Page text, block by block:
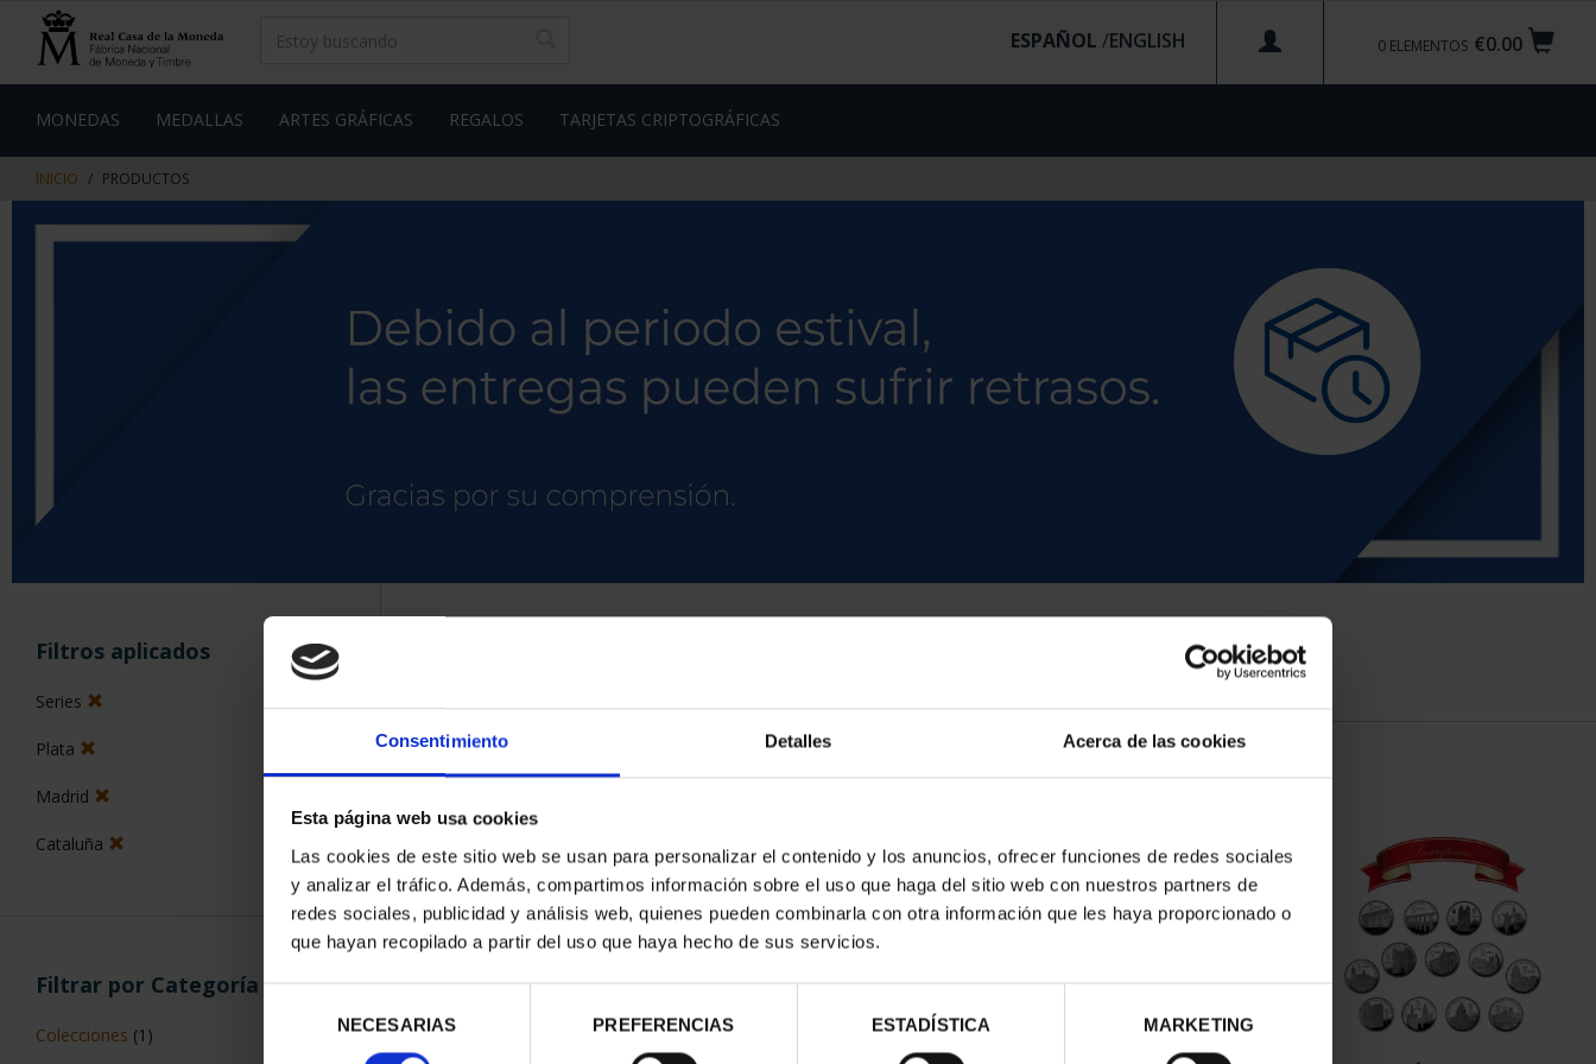
Consentimiento Detalles Acerca de las cookies
Esta página web usa cookies
Las cookies de este sitio web se usan para personalizar el contenido y los anuncios, ofrecer funciones de redes sociales
y analizar el tráfico. Además, compartimos información sobre el uso que haga del sitio web con nuestros partners de
redes sociales, publicidad y análisis web, quienes pueden combinarla con otra información que les haya proporcionado o
que hayan recopilado a partir del uso que haya hecho de sus servicios.
consentimiento
NECESARIAS PREFERENCIAS ESTADÍSTICA MARKETING
contenido
de
€0.00
0 ELEMENTOS
ESPAÑOL /
MONEDAS MEDALLAS ARTES GRÁFICAS REGALOS TARJETAS CRIPTOGRÁFICAS
INICIO PRODUCTOS
Filtros aplicados
Series
Plata
Madrid
Cataluña
Filtrar por Categoría
Colecciones (1)